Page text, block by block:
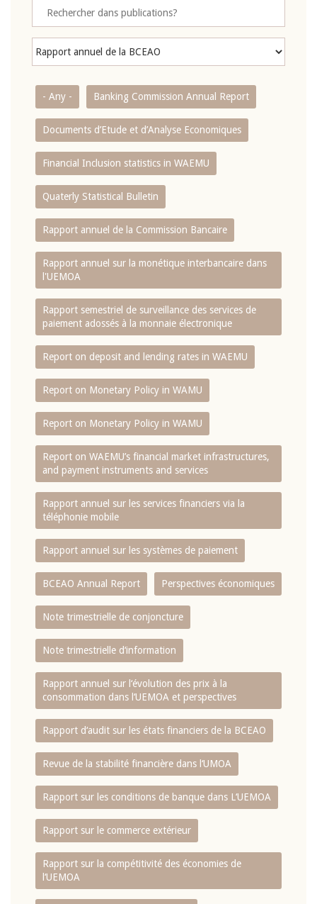
- Any - Banking Commission Annual Report
Documents d’Etude et d’Analyse Economiques
Financial Inclusion statistics in WAEMU
Quaterly Statistical Bulletin
Rapport annuel de la Commission Bancaire
Rapport annuel sur la monétique interbancaire dans
l'UEMOA
Rapport semestriel de surveillance des services de
paiement adossés à la monnaie électronique
Report on deposit and lending rates in WAEMU
Report on Monetary Policy in WAMU
Report on Monetary Policy in WAMU
Report on WAEMU’s financial market infrastructures,
and payment instruments and services
Rapport annuel sur les services financiers via la
téléphonie mobile
Rapport annuel sur les systèmes de paiement
BCEAO Annual Report Perspectives économiques
Note trimestrielle de conjoncture
Note trimestrielle d‘information
Rapport annuel sur l‘évolution des prix à la
consommation dans l‘UEMOA et perspectives
Rapport d‘audit sur les états financiers de la BCEAO
Revue de la stabilité financière dans l‘UMOA
Rapport sur les conditions de banque dans L‘UEMOA
Rapport sur le commerce extérieur
Rapport sur la compétitivité des économies de
l‘UEMOA